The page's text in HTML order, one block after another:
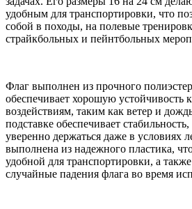
удобным для транспортировки, что
собой в походы, на полевые
страйкбольных и пейнтбольных
Флаг выполнен из прочного
обеспечивает хорошую устойчивость
воздействиям, таким как ветер и
подставке обеспечивает
уверенно держаться даже в условиях
выполнена из надежного пластика,
удобной для транспортировки, а
случайные падения флага во время